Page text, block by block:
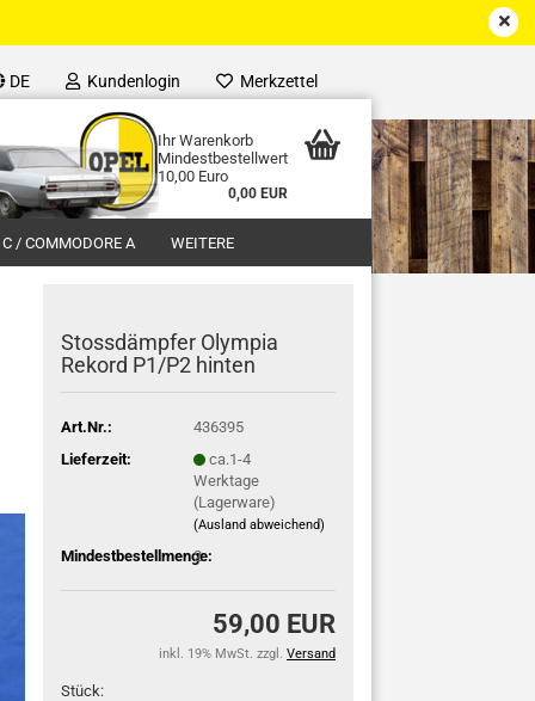
DE Kundenlogin Merkzettel
Ihr Warenkorb
Mindestbestellwert
10,00 Euro
0,00 EUR
C / COMMODORE A WEITERE
Stossdämpfer Olympia
Rekord P1/P2 hinten
Art.Nr.:
436395
Lieferzeit:
ca.1-4
Werktage
(Lagerware)
(Ausland abweichend)
Mindestbestellmenge:
2
59,00 EUR
inkl. 19% MwSt. zzgl. Versand
Stück: